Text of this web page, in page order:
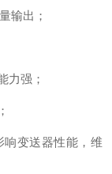
输出；
力强；
响变送器性能，维